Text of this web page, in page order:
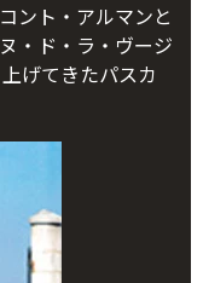
ント・アルマンと
・ド・ラ・ヴージ
げてきたパスカ